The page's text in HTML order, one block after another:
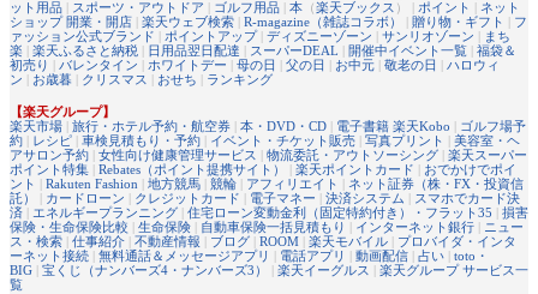
ット用品
スポーツ・アウトドア ゴルフ用品 本 （楽天ブックス ） | ポイント
ネット
ショップ 開業・開店
楽天ウェブ検索 R-magazine（雑誌コラボ） 贈り物・ギフト
フ
ァッション公式ブランド
ポイントアップ ディズニーゾーン サンリオゾーン
まち
楽
楽天ふるさと納税 日用品翌日配達 スーパーDEAL 開催中イベント一覧
福袋＆
初売り
バレンタイン ホワイトデー 母の日 父の日 お中元 敬老の日
ハロウィ
ン
お歳暮 クリスマス おせち ランキング
【楽天グループ】
楽天市場
旅行・ホテル予約・航空券 本・DVD・CD 電子書籍 楽天Kobo
ゴルフ場予
約
レシピ 車検見積もり・予約 イベント・チケット販売 写真プリント
美容室・ヘ
アサロン予約
女性向け健康管理サービス 物流委託・アウトソーシング
楽天スーパー
ポイント特集
Rebates（ポイント提携サイト） 楽天ポイントカード
おでかけでポイ
ント
Rakuten Fashion 地方競馬 競輪 アフィリエイト
ネット証券（株・FX・投資信
託）
カードローン クレジットカード 電子マネー 決済システム
スマホでカード決
済
エネルギープランニング 住宅ローン変動金利（固定特約付き）・フラット35
損害
保険・生命保険比較
生命保険 自動車保険一括見積もり インターネット銀行
ニュー
ス・検索
仕事紹介 不動産情報 ブログ ROOM 楽天モバイル
プロバイダ・インタ
ーネット接続
無料通話＆メッセージアプリ 電話アプリ 動画配信 占い
toto・
BIG
宝くじ（ナンバーズ4・ナンバーズ3） 楽天イーグルス
楽天グループ サービス一
覧